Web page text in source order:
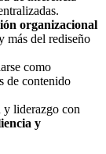
organizacional
más del rediseño
como
de contenido
y liderazgo con
y